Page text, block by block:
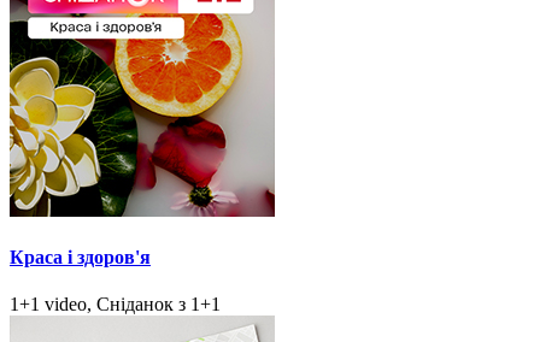
Краса і здоров'я
1+1 video, Сніданок з 1+1